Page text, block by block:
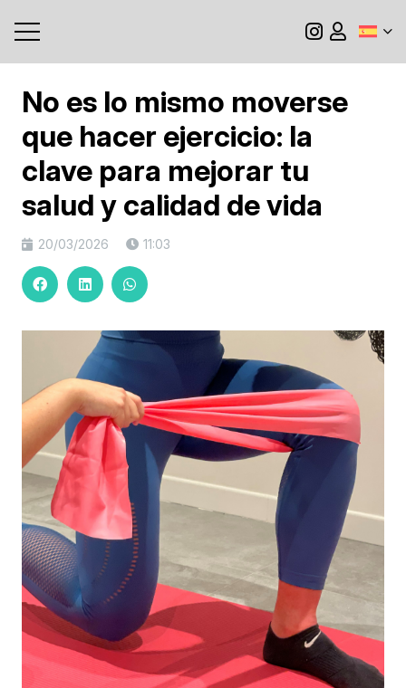
No es lo mismo moverse
que hacer ejercicio: la
clave para mejorar tu
salud y calidad de vida
20/03/2026 11:03